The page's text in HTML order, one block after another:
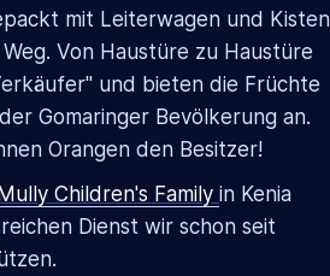
mit Leiterwagen und Kisten
Von Haustüre zu Haustüre
und bieten die Früchte
Gomaringer Bevölkerung an.
Orangen den Besitzer!
Children's Family in Kenia
Dienst wir schon seit